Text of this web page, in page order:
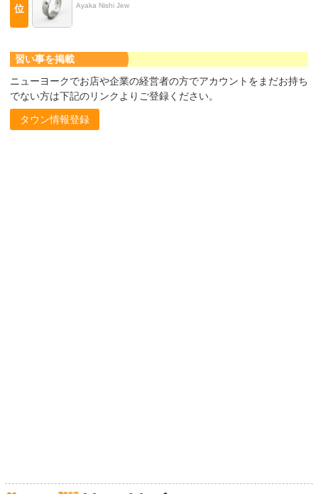
位
Ayaka Nishi Jew
習い事を掲載
ニューヨークでお店や企業の経営者の方でアカウントをまだお持ち
でない方は下記のリンクよりご登録ください。
タウン情報登録